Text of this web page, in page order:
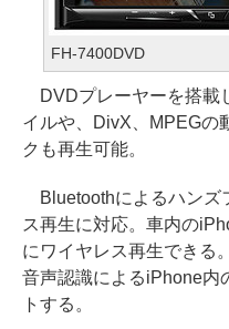
FH-7400DVD
DVDプレーヤーを搭載
イルや、DivX、MPEGの
クも再生可能。
Bluetoothによるハンズ
ス再生に対応。車内の
にワイヤレス再生できる
音声認識によるiPhone内
トする。